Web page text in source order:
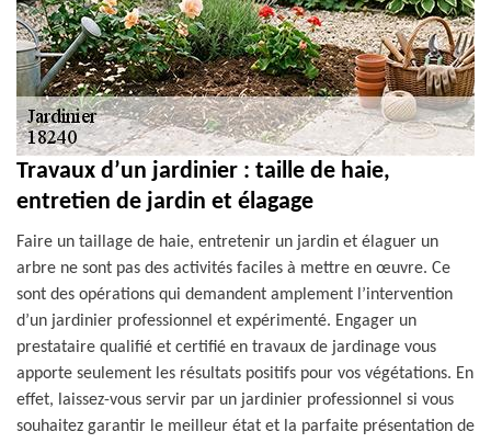
Travaux d’un jardinier : taille de haie,
entretien de jardin et élagage
Faire un taillage de haie, entretenir un jardin et élaguer un
arbre ne sont pas des activités faciles à mettre en œuvre. Ce
sont des opérations qui demandent amplement l’intervention
d’un jardinier professionnel et expérimenté. Engager un
prestataire qualifié et certifié en travaux de jardinage vous
apporte seulement les résultats positifs pour vos végétations. En
effet, laissez-vous servir par un jardinier professionnel si vous
souhaitez garantir le meilleur état et la parfaite présentation de